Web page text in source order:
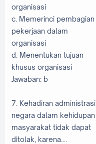
organisasi
c. Memerinci pembagian
pekerjaan dalam
organisasi
d. Menentukan tujuan
khusus organisasi
Jawaban: b
7. Kehadiran administrasi
negara dalam kehidupan
masyarakat tidak dapat
ditolak, karena....